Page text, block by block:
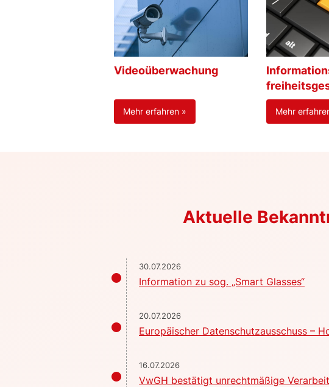
Videoüberwachung
Mehr erfahren » Mehr
Aktuelle
30.07.2026
Information zu sog. „Smart Glasses“
20.07.2026
Europäischer Datenschutzausschuss –
16.07.2026
VwGH bestätigt unrechtmäßige